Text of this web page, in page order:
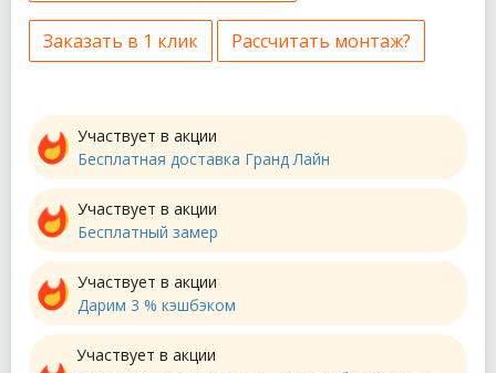
Заказать в 1 клик Рассчитать монтаж?
Участвует в акции
Бесплатная доставка Гранд Лайн
Участвует в акции
Бесплатный замер
Участвует в акции
Дарим 3 % кэшбэком
Участвует в акции